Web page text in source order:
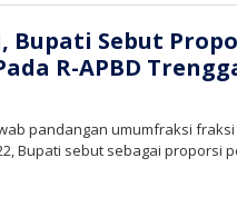
tv
Bupati Sebut
R-APBD
pandangan umumfraksi
Bupati sebut sebagai proporsi